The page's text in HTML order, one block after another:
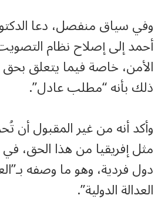
وفي سياق منفصل، دعا
أحمد إلى إصلاح نظام
الأمن، خاصة فيما يتعلق بحق
ذلك بأنه “مطلب عادل”.
وأكد أنه من غير المقبول أن
مثل إفريقيا من هذا الحق،
دول فردية، وهو ما وصفه
العدالة الدولية”.